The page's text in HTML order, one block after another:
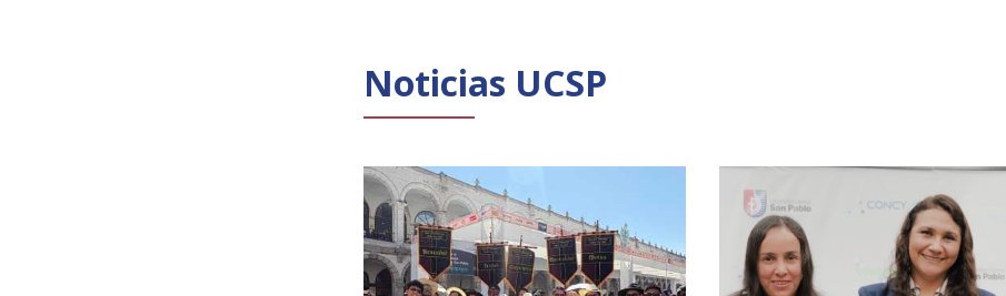
Noticias UCSP